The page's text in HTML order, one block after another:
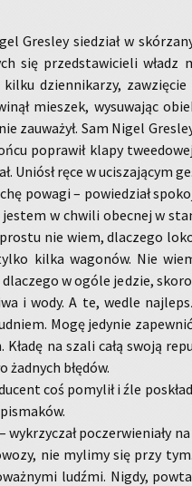
Gre­sley sie­dział w
się przed­sta­wi­cie­li
dzien­ni­ka­rzy,
mie­szek, wy­su­wa­jąc
za­uwa­żył. Sam Nigel
po­pra­wił klapy
Uniósł ręce w uci­sza­ją­cym
po­wa­gi – po­wie­dział
w chwi­li obec­nej w
nie wiem, dla­cze­go
kilka wa­go­nów. Nie
dla­cze­go w ogóle je­dzie,
i wody. A te, wedle
Mogę je­dy­nie
na szali całą swoją
żad­nych błę­dów.
coś po­my­lił i źle
wy­krzy­czał po­czer­wie­nia­ły
nie my­li­my się przy
ludź­mi. Nigdy,